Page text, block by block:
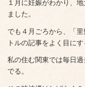
１月に妊娠がわかり、
ました。
でも４月ごろから、「
トルの記事をよく目に
私の住む関東では毎日
でる。